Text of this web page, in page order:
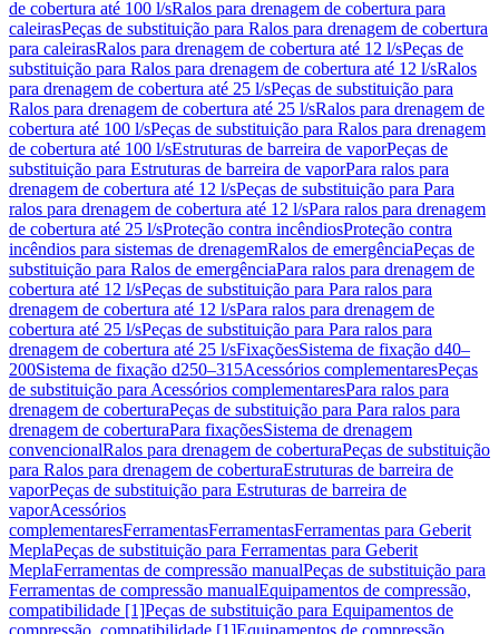
de cobertura até 100 l/sRalos para drenagem de cobertura para
caleirasPeças de substituição para Ralos para drenagem de cobertura
para caleirasRalos para drenagem de cobertura até 12 l/sPeças de
substituição para Ralos para drenagem de cobertura até 12 l/sRalos
para drenagem de cobertura até 25 l/sPeças de substituição para
Ralos para drenagem de cobertura até 25 l/sRalos para drenagem de
cobertura até 100 l/sPeças de substituição para Ralos para drenagem
de cobertura até 100 l/sEstruturas de barreira de vaporPeças de
substituição para Estruturas de barreira de vaporPara ralos para
drenagem de cobertura até 12 l/sPeças de substituição para Para
ralos para drenagem de cobertura até 12 l/sPara ralos para drenagem
de cobertura até 25 l/sProteção contra incêndiosProteção contra
incêndios para sistemas de drenagemRalos de emergênciaPeças de
substituição para Ralos de emergênciaPara ralos para drenagem de
cobertura até 12 l/sPeças de substituição para Para ralos para
drenagem de cobertura até 12 l/sPara ralos para drenagem de
cobertura até 25 l/sPeças de substituição para Para ralos para
drenagem de cobertura até 25 l/sFixaçõesSistema de fixação d40–
200Sistema de fixação d250–315Acessórios complementaresPeças
de substituição para Acessórios complementaresPara ralos para
drenagem de coberturaPeças de substituição para Para ralos para
drenagem de coberturaPara fixaçõesSistema de drenagem
convencionalRalos para drenagem de coberturaPeças de substituição
para Ralos para drenagem de coberturaEstruturas de barreira de
vaporPeças de substituição para Estruturas de barreira de
vaporAcessórios
complementaresFerramentasFerramentasFerramentas para Geberit
MeplaPeças de substituição para Ferramentas para Geberit
MeplaFerramentas de compressão manualPeças de substituição para
Ferramentas de compressão manualEquipamentos de compressão,
compatibilidade [1]Peças de substituição para Equipamentos de
compressão, compatibilidade [1]Equipamentos de compressão,